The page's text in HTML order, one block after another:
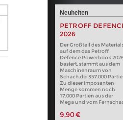
Neuheiten
PETROFF
2026
Der Großteil des
auf dem das Petroff
Defence Powerbook
basiert, stammt aus dem
Maschinenraum von
Schach.de: 357.000
Zu dieser imposanten
Menge kommen noch
17.000 Partien aus der
Mega und vom
9,90 €